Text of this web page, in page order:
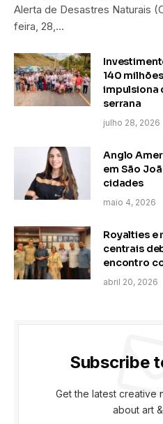
Alerta de Desastres Naturais
feira, 28,…
140
impulsiona
serrana
julho 28, 2026
Anglo
em São
cidades
maio 4, 2026
Royalties e
centrais
encontro
abril 20, 2026
Subscribe
Get the latest creative
about art